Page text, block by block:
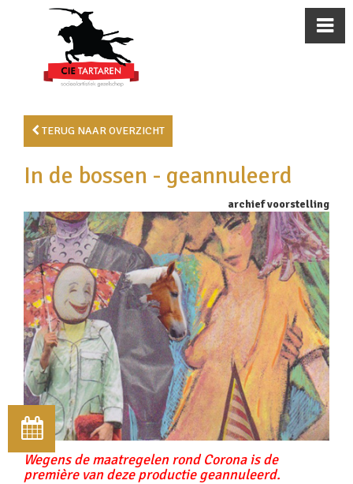
TERUG NAAR OVERZICHT
In de bossen - geannuleerd
archief voorstelling
Wegens de maatregelen rond Corona is de
première van deze productie geannuleerd.